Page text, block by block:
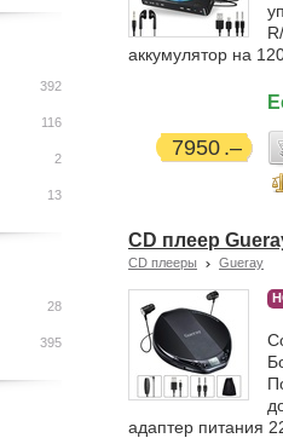
аккумулятор на
7950
CD плеер
CD плееры Gueray
адаптер питания
392
116
2
13
28
395